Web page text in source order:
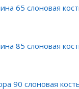
65 слоновая
85 слоновая
90 слоновая